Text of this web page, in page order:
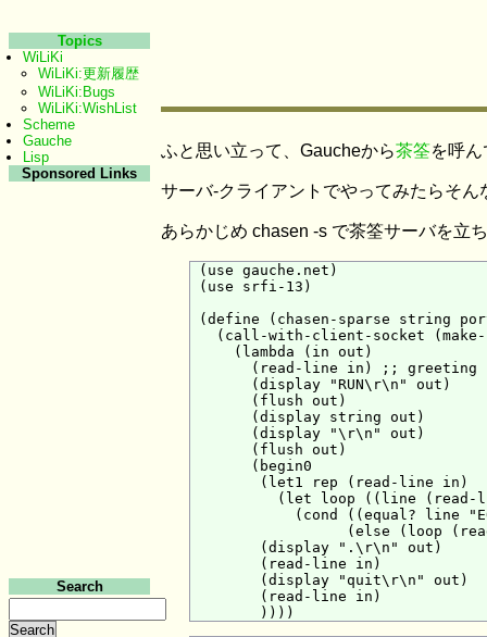
ふと思い立って、Gaucheから茶筌を呼
サーバ-クライアントでやってみたらそん
あらかじめ chasen -s で茶筌サーバを立
(use gauche.net)
(use srfi-13)
(define (chasen-sparse string
(call-with-client-socket
     (lambda (in out)
       (read-line in) ;; greeting
       (display "RUN\r\n" out)
       (flush out)
       (display string out)
       (display "\r\n" out)
       (flush out)
       (begin0
        (let1 rep (read-line in)
(let loop ((line (read-
(cond ((equal? line
(else (loop
        (display ".\r\n" out)
        (read-line in)
        (display "quit\r\n" out)
        (read-line in)
Topics
WiLiKi
WiLiKi:更新履歴
WiLiKi:Bugs
WiLiKi:WishList
Scheme
Gauche
Lisp
Sponsored Links
Search